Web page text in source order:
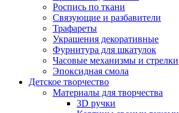
Роспись по ткани
Связующие и разбавители
Трафареты
Украшения декоративные
Фурнитура для шкатулок
Часовые механизмы и стрелки
Эпоксидная смола
Детское творчество
Материалы для творчества
3D ручки